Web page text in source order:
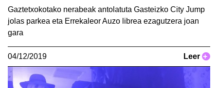
Gaztetxokotako nerabeak antolatuta Gasteizko City Jump
jolas parkea eta Errekaleor Auzo librea ezagutzera joan
gara
04/12/2019 Leer +